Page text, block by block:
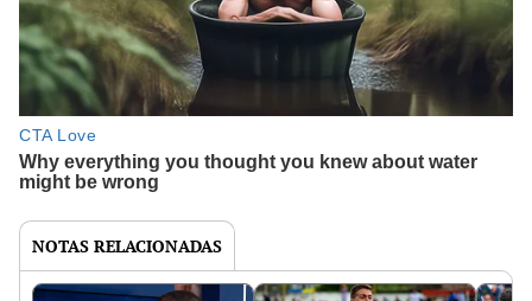
NOTAS RELACIONADAS